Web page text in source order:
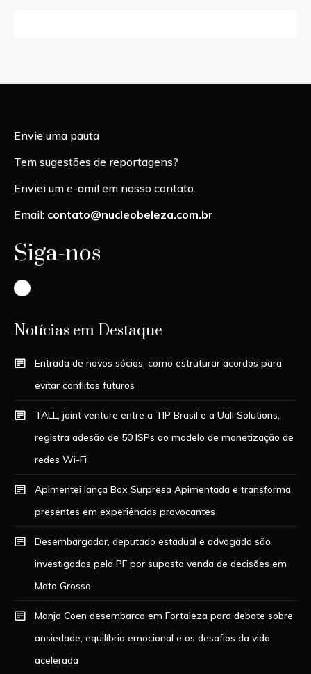
Envie uma pauta
Tem sugestões de reportagens?
Enviei um e-amil em nosso contato.
Email: contato@nucleobeleza.com.br
Siga-nos
Instagram
Notícias em Destaque
Entrada de novos sócios: como estruturar acordos para
evitar conflitos futuros
TALL, joint venture entre a TIP Brasil e a Uall Solutions,
registra adesão de 50 ISPs ao modelo de monetização de
redes Wi-Fi
Apimentei lança Box Surpresa Apimentada e transforma
presentes em experiências provocantes
Desembargador, deputado estadual e advogado são
investigados pela PF por suposta venda de decisões em
Mato Grosso
Monja Coen desembarca em Fortaleza para debate sobre
ansiedade, equilíbrio emocional e os desafios da vida
acelerada